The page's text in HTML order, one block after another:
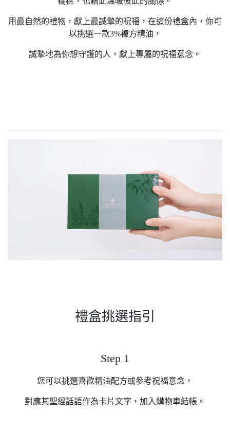
用最自然的禮物，獻上最誠摯的祝福，在這份禮盒內，你可
以挑選一款3%複方精油，
誠摯地為你想守護的人，獻上專屬的祝福意念。
禮盒挑選指引
Step 1
您可以挑選喜歡精油配方或參考祝福意念，
對應其聖經話語作為卡片文字，加入購物車結帳。